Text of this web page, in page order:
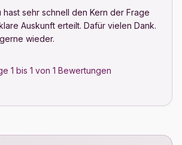
hast sehr schnell den Kern der Frage
Auskunft erteilt. Dafür vielen Dank.
wieder.
1 bis 1 von 1 Bewertungen